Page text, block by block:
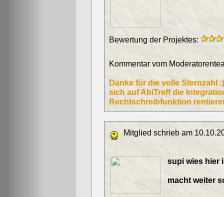
Bewertung der Projektes:
Kommentar vom
Danke für die volle Sternzahl
sich auf AbiTreff die
Rechtschreibfunktion
Mitglied schrieb am
supi wies hier
macht weiter